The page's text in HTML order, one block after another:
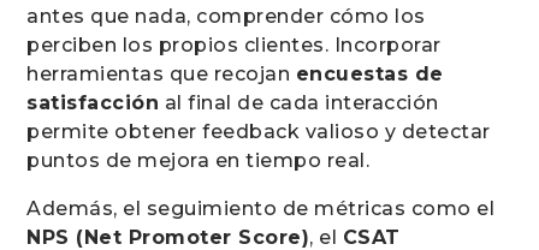
antes que nada, comprender cómo los
perciben los propios clientes. Incorporar
herramientas que recojan encuestas de
satisfacción al final de cada interacción
permite obtener feedback valioso y detectar
puntos de mejora en tiempo real.
Además, el seguimiento de métricas como el
NPS (Net Promoter Score), el CSAT